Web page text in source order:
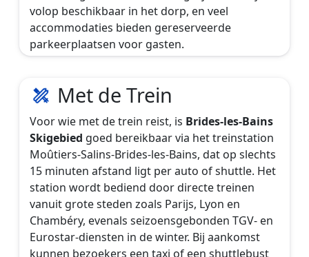
volop beschikbaar in het dorp, en veel
accommodaties bieden gereserveerde
parkeerplaatsen voor gasten.
Met de Trein
Voor wie met de trein reist, is Brides-les-Bains
Skigebied goed bereikbaar via het treinstation
Moûtiers-Salins-Brides-les-Bains, dat op slechts
15 minuten afstand ligt per auto of shuttle. Het
station wordt bediend door directe treinen
vanuit grote steden zoals Parijs, Lyon en
Chambéry, evenals seizoensgebonden TGV- en
Eurostar-diensten in de winter. Bij aankomst
kunnen bezoekers een taxi of een shuttlebust